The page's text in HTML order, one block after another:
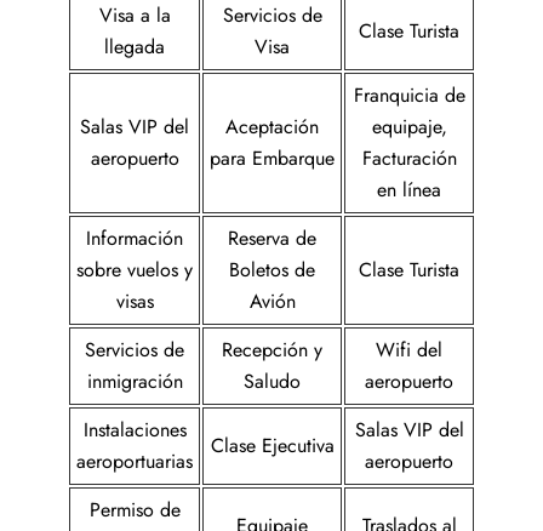
Visa a la
llegada
Servicios de
Visa
Clase Turista
Salas VIP del
aeropuerto
Aceptación
para Embarque
Franquicia de
equipaje,
Facturación
en línea
Información
sobre vuelos y
visas
Reserva de
Boletos de
Avión
Clase Turista
Servicios de
inmigración
Recepción y
Saludo
Wifi del
aeropuerto
Instalaciones
aeroportuarias
Clase Ejecutiva
Salas VIP del
aeropuerto
Permiso de